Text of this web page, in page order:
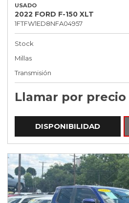
USADO
2022 FORD F-150 XLT
1FTFW1ED8NFA04957
Stock
Millas
Transmisión
Llamar por precio
DISPONIBILIDAD